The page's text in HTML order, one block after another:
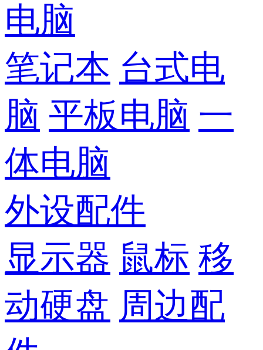
电脑
笔记本 台式电
脑 平板电脑 一
体电脑
外设配件
显示器 鼠标 移
动硬盘 周边配